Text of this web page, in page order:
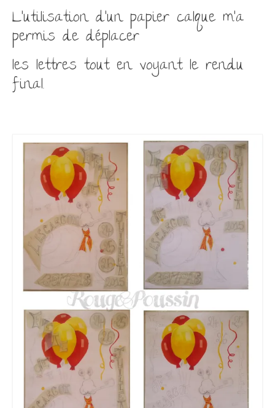
L’utilisation d’un papier calque m’a
permis de déplacer
les lettres tout en voyant le rendu
final.